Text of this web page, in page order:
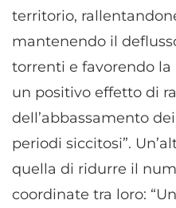
territorio,
mantenendo il
torrenti e favorendo
un positivo effetto di
dell’abbassamento
periodi siccitosi”.
quella di ridurre il
coordinate tra loro: